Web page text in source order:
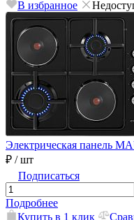
В избранное
Электрическая панель
₽ / шт
Подписаться
Подробнее
Купить в 1 клик